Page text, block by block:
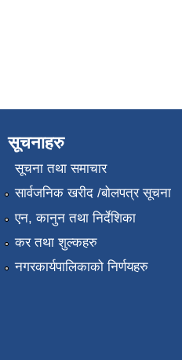
सूचनाहरु
सूचना तथा समाचार
सार्वजनिक खरीद /बोलपत्र सूचना
एन, कानुन तथा निर्देशिका
कर तथा शुल्कहरु
नगरकार्यपालिकाको निर्णयहरु